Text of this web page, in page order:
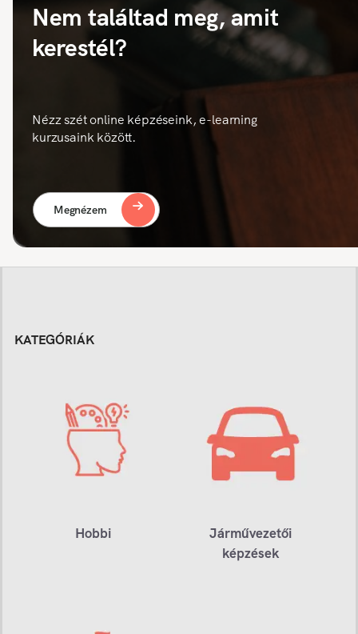
Nem találtad meg, amit
kerestél?
Nézz szét online képzéseink, e-learning
kurzusaink között.
Megnézem
KATEGÓRIÁK
Hobbi
Járművezetői
képzések